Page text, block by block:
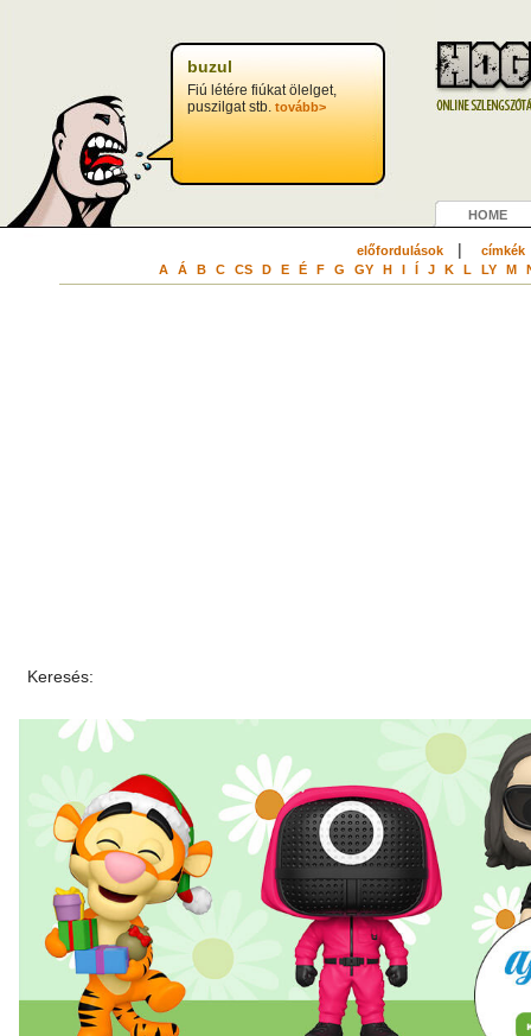
buzul
Fiú létére fiúkat ölelget,
puszilgat stb. tovább>
HOME
előfordulások| címkék
A Á B C CS D E É F G GY H I Í J K L LY M
Keresés: